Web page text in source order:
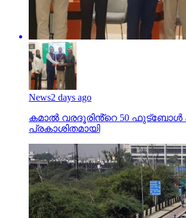
News2 days ago
കമാൽ വരദൂരിൻ്റെ 50
പ്രകാശിതമായി